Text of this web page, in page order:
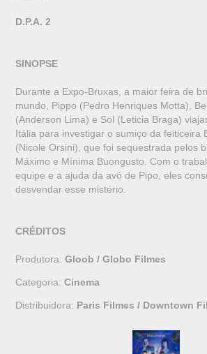
D.P.A. 2
SINOPSE
Durante a Expo-Bruxas, a maior feira de
mundo, Pippo (Pedro Henriques Motta),
(Anderson Lima) e Sol (Leticia Braga)
Itália para investigar o sumiço da feiticeira
(Nicole Orsini), que foi sequestrada pelos
Máximo e Mínima Buongusto. Com o
equipe e a ajuda da avó de Pipo, eles
desvendar esse mistério.
CRÉDITOS
Produtora:Gloob / Globo Filmes
Categoria:Cinema
Distribuidora: Paris Filmes / Downtown